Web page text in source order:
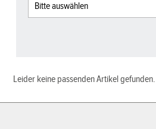
Leider keine passenden Artikel gefunden.